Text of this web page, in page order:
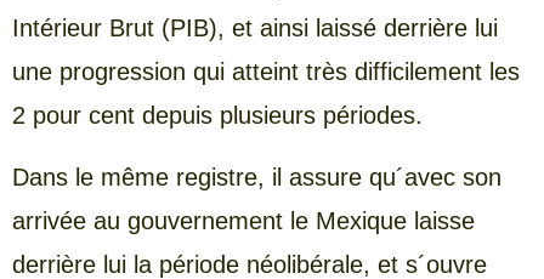
Intérieur Brut (PIB), et ainsi laissé derrière lui
une progression qui atteint très difficilement les
2 pour cent depuis plusieurs périodes.
Dans le même registre, il assure qu´avec son
arrivée au gouvernement le Mexique laisse
derrière lui la période néolibérale, et s´ouvre